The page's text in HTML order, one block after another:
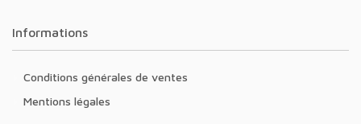
Informations
Conditions générales de ventes
Mentions légales